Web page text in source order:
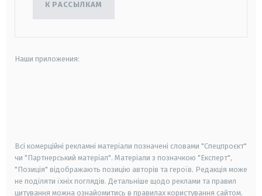
К РАССЫЛКАМ
Наши приложения:
Всі комерційні рекламні матеріали позначені словами "Спецпроєкт"
чи "Партнерський матеріал". Матеріали з позначкою "Експерт",
"Позиція" відображають позицію авторів та героїв. Редакція може
не поділяти їхніх поглядів. Детальніше щодо реклами та правил
цитування можна ознайомитись в правилах користування сайтом.